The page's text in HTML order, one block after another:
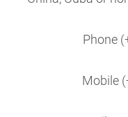
Phone
Mobile